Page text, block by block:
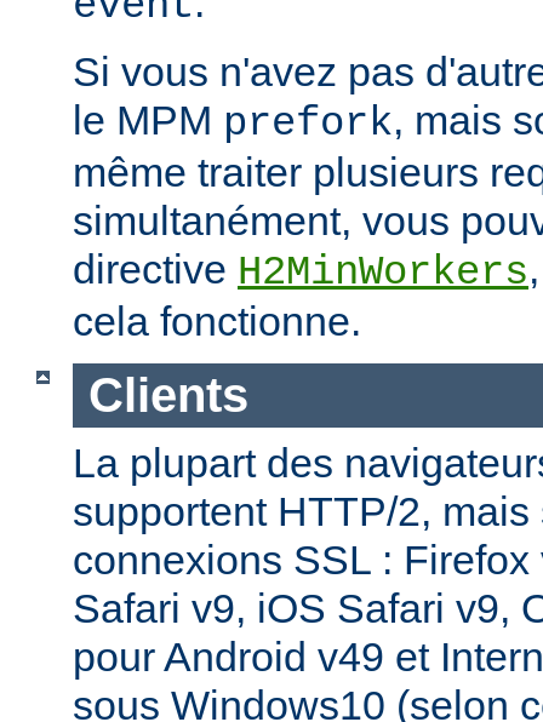
Si vous n'avez pas
le MPM prefork, mais
même traiter plusieurs
simultanément, vous
directive H2MinWorkers
cela fonctionne.
Clients
La plupart des
supportent HTTP/2,
connexions SSL :
Safari v9, iOS Safari v9,
pour Android v49 et
sous Windows10 (selon